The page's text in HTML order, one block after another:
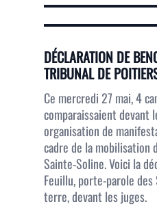
DÉCLARATION DE
TRIBUNAL DE
Ce mercredi 27 mai, 4
comparaissaient devant
organisation de
cadre de la mobilisation
Sainte-Soline. Voici la
Feuillu, porte-parole
terre, devant les juges.